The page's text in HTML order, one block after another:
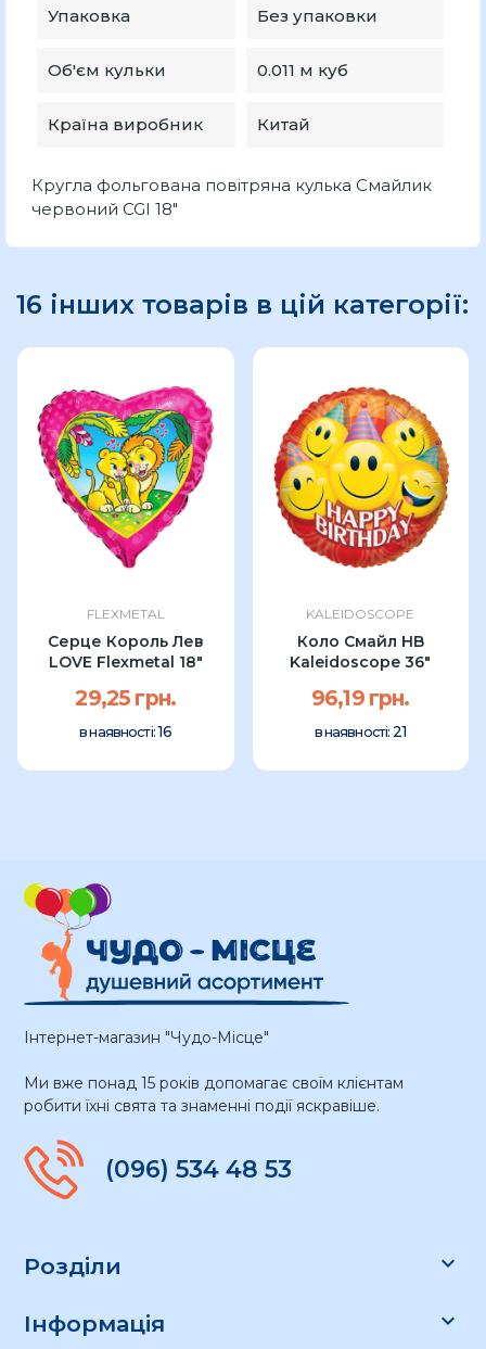
Упаковка Без упаковки
Об'єм кульки 0.011 м куб
Країна виробник Китай
Кругла фольгована повітряна кулька Смайлик
червоний CGI 18"
16 інших товарів в цій категорії:
FLEXMETAL
Серце Король Лев
LOVE Flexmetal 18"
29,25 грн.
в наявності:16
KALEIDOSCOPE
Коло Смайл HB
Kaleidoscope 36″
96,19 грн.
в наявності: 21
Інтернет-магазин "Чудо-Місце"
Ми вже понад 15 років допомагає своїм клієнтам
робити їхні свята та знаменні події яскравіше.
(096) 534 48 53
Розділи 
Інформація 